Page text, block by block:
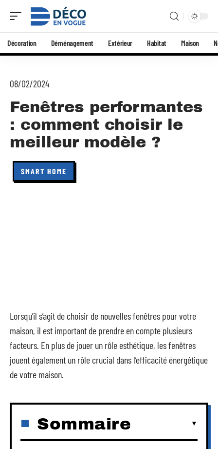
Décoration Déménagement Extérieur Habitat Maison
08/02/2024
Fenêtres performantes
: comment choisir le
meilleur modèle ?
SMART HOME
Lorsqu’il s’agit de choisir de nouvelles fenêtres pour votre
maison, il est important de prendre en compte plusieurs
facteurs. En plus de jouer un rôle esthétique, les fenêtres
jouent également un rôle crucial dans l’efficacité énergétique
de votre maison.
Sommaire